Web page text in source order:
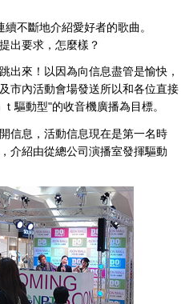
不斷地介紹愛好者的歌曲。
出要求，怎麼樣？
出來！以因為向信息盡管是愉快，
市內活動會場發送所以和各位直接
驅動型"的收音機廣播為目標。
信息，活動信息現在是第一名時
介紹由從總公司演播室發揮驅動